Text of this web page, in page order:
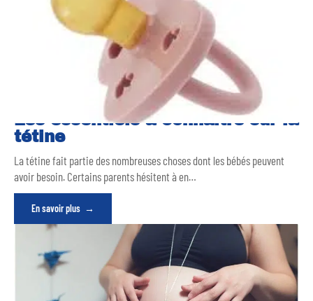
Les essentiels à connaître sur la
tétine
La tétine fait partie des nombreuses choses dont les bébés peuvent
avoir besoin. Certains parents hésitent à en…
En savoir plus